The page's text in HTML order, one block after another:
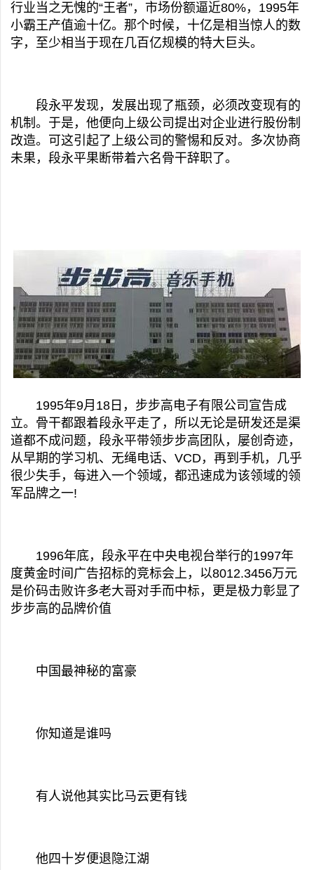
行业当之无愧的“王者”，市场份额逼近80%，1995年
小霸王产值逾十亿。那个时候，十亿是相当惊人的数
字，至少相当于现在几百亿规模的特大巨头。
段永平发现，发展出现了瓶颈，必须改变现有的
机制。于是，他便向上级公司提出对企业进行股份制
改造。可这引起了上级公司的警惕和反对。多次协商
未果，段永平果断带着六名骨干辞职了。
1995年9月18日，步步高电子有限公司宣告成
立。骨干都跟着段永平走了，所以无论是研发还是渠
道都不成问题，段永平带领步步高团队，屡创奇迹，
从早期的学习机、无绳电话、VCD，再到手机，几乎
很少失手，每进入一个领域，都迅速成为该领域的领
军品牌之一!
1996年底，段永平在中央电视台举行的1997年
度黄金时间广告招标的竞标会上，以8012.3456万元
是价码击败许多老大哥对手而中标，更是极力彰显了
步步高的品牌价值
中国最神秘的富豪
你知道是谁吗
有人说他其实比马云更有钱
他四十岁便退隐江湖